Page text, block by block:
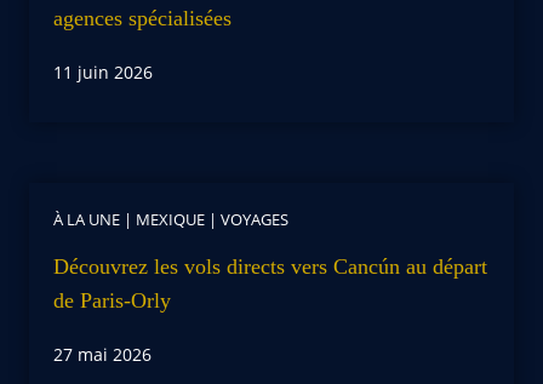
agences spécialisées
11 juin 2026
À LA UNE | MEXIQUE | VOYAGES
Découvrez les vols directs vers Cancún au départ
de Paris-Orly
27 mai 2026